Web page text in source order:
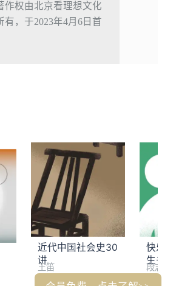
作权由北京看理想文化
有，于2023年4月6日首
近代中国社会史30
讲
王笛
快乐
生书
段志强